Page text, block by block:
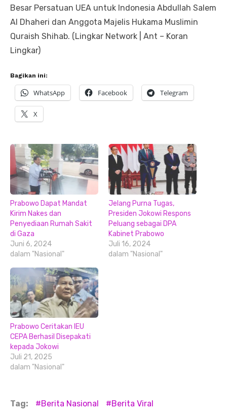
Besar Persatuan UEA untuk Indonesia Abdullah Salem
Al Dhaheri dan Anggota Majelis Hukama Muslimin
Quraish Shihab. (Lingkar Network | Ant – Koran
Lingkar)
Bagikan ini:
WhatsApp Facebook Telegram
X
Prabowo Dapat Mandat
Kirim Nakes dan
Penyediaan Rumah Sakit
di Gaza
Juni 6, 2024
dalam "Nasional"
Jelang Purna Tugas,
Presiden Jokowi Respons
Peluang sebagai DPA
Kabinet Prabowo
Juli 16, 2024
dalam "Nasional"
Prabowo Ceritakan IEU
CEPA Berhasil Disepakati
kepada Jokowi
Juli 21, 2025
dalam "Nasional"
Tag: Berita Nasional Berita Viral